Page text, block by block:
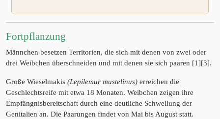
Fortpflanzung
Männchen besetzen Territorien, die sich mit denen von zwei oder
drei Weibchen überschneiden und mit denen sie sich paaren [1][3].
Große Wieselmakis (Lepilemur mustelinus) erreichen die
Geschlechtsreife mit etwa 18 Monaten. Weibchen zeigen ihre
Empfängnisbereitschaft durch eine deutliche Schwellung der
Genitalien an. Die Paarungen findet von Mai bis August statt.